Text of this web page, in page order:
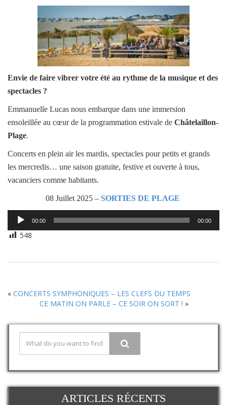
Envie de faire vibrer votre été au rythme de la musique et des
spectacles ?
Emmanuelle Lucas nous embarque dans une immersion
ensoleillée au cœur de la programmation estivale de Châtelaillon-
Plage.
Concerts en plein air les mardis, spectacles pour petits et grands
les mercredis… une saison gratuite, festive et ouverte à tous,
vacanciers comme habitants.
08 Juillet 2025 – SORTIES DE PLAGE
Lecteur
audio
00:00 00:00
548
« CONCERTS SYMPHONIQUES – LES CLEFS DU TEMPS
CE MATIN ON PARLE – CE SOIR ON SORT ! »
ARTICLES RÉCENTS